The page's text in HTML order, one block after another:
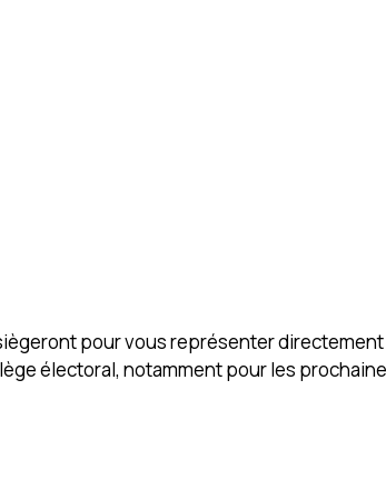
pour vous représenter
électoral, notamment pour les